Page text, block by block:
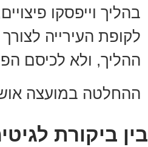
בהליך וייפסקו
לקופת העירייה לצורך
ההליך, ולא לכיסם
ההחלטה במועצה
בין ביקורת